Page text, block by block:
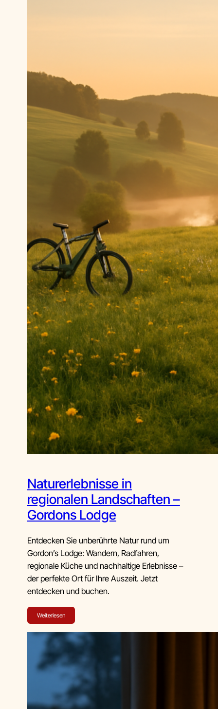
Naturerlebnisse in
regionalen Landschaften –
Gordons Lodge
Entdecken Sie unberührte Natur rund um
Gordon’s Lodge: Wandern, Radfahren,
regionale Küche und nachhaltige Erlebnisse –
der perfekte Ort für Ihre Auszeit. Jetzt
entdecken und buchen.
Weiterlesen